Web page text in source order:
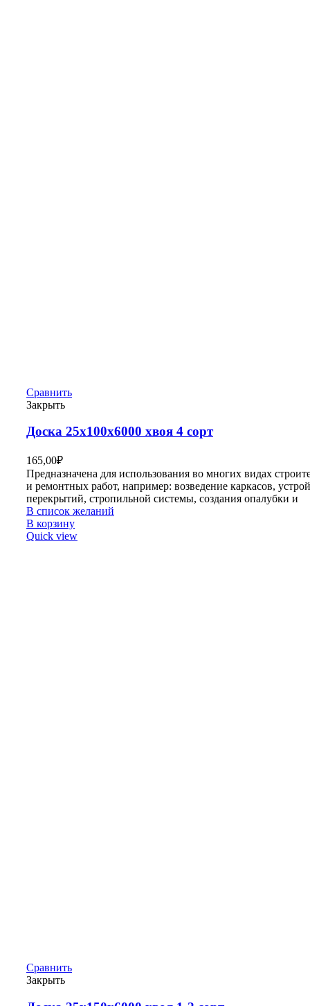
Сравнить
Закрыть
Доска 25х100х6000 хвоя 4 сорт
165,00₽
Предназначена для использования во многих видах
и ремонтных работ, например: возведение каркасов,
перекрытий, стропильной системы, создания опалубки и
В список желаний
В корзину
Quick view
Сравнить
Закрыть